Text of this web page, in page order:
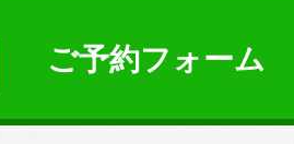
ご予約フォーム